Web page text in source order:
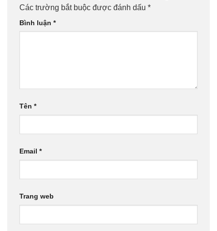
Các trường bắt buộc được đánh dấu *
Bình luận *
Tên *
Email *
Trang web